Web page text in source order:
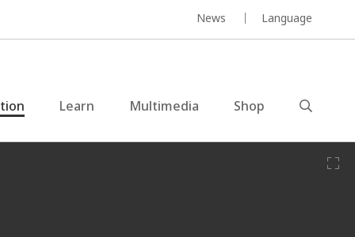
News Language
Learn Multimedia Shop